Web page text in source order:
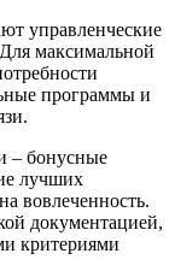
управленческие
максимальной
программы и
– бонусные
лучших
вовлеченность.
документацией,
критериями